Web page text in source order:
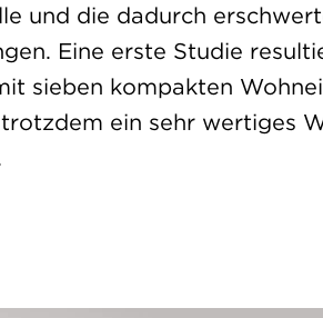
und die dadurch
Eine erste Studie
sieben kompakten
ein sehr wertiges